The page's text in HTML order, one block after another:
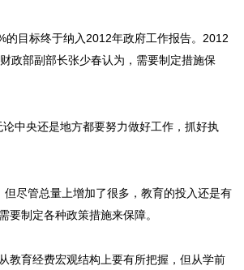
的目标终于纳入2012年政府工作报告。2012
政部副部长张少春认为，需要制定措施保
央还是地方都要努力做好工作，抓好执
尽管总量上增加了很多，教育的投入还是有
制定各种政策措施来保障。
育经费宏观结构上要有所把握，但从学前